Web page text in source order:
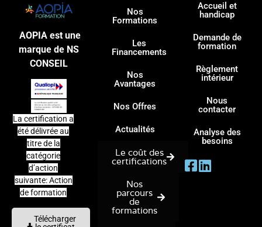
AOPIA est une
marque de NS
CONSEIL
La certification a
été délivrée au
titre de la
catégorie
d’action
suivante: Action
de formation
Télécharger
Nos
Formations
Les
Financements
Nos
Avantages
Nos Offres
Actualités
Le coût des
certifications
Nos
parcours
de
formations
Accueil et
handicap
Demande de
formation
Règlement
intérieur
Nous
contacter
Analyse des
besoins